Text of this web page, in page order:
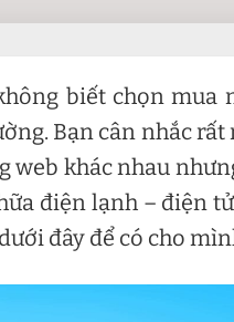
biết chọn
Bạn cân nhắc
khác nhau
điện lạnh – điện
dưới đây để có cho